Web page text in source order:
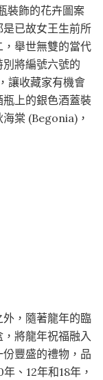
裝飾的花卉圖案
已故女王生前所
舉世無雙的當代
將編號六號的
讓收藏家有機會
上的銀色酒蓋裝
棠 (Begonia)，
，隨著龍年的臨
將龍年祝福融入
豐盛的禮物，品
、12年和18年，